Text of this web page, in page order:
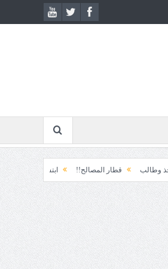
قطار المصالح!! ابتسامة الطوارئ!